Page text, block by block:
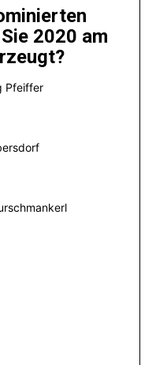
2020 am
Pfeiffer